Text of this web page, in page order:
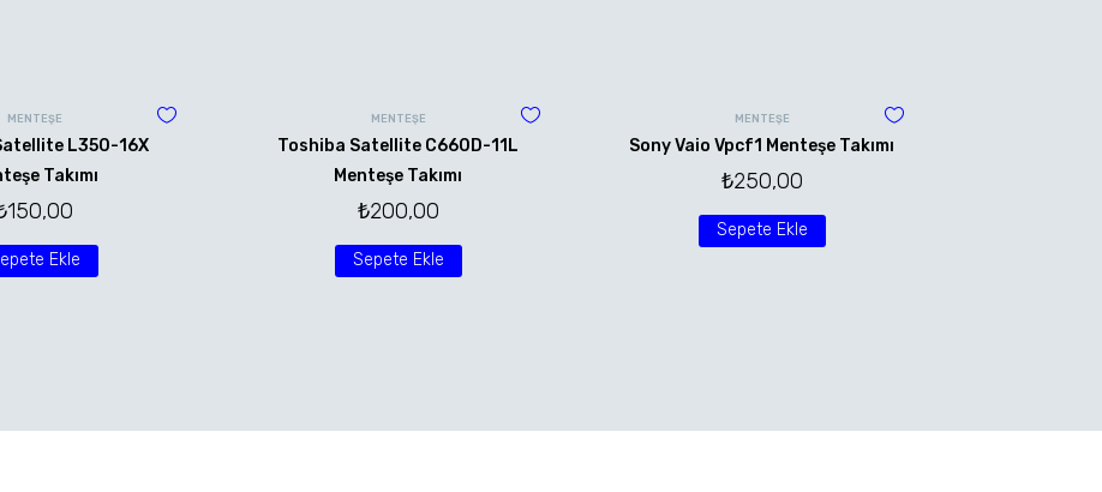
MENTEŞE
L350-16X
Takımı
150,00
Ekle
MENTEŞE
Toshiba Satellite C660D-11L
Menteşe Takımı
₺200,00
Sepete Ekle
MENTEŞE
Sony Vaio Vpcf1 Menteşe Takımı
₺250,00
Sepete Ekle